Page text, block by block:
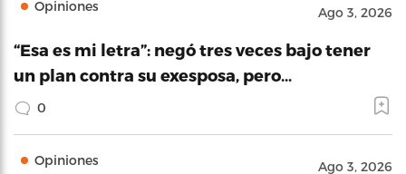
Opiniones Ago 3, 2026
“Esa es mi letra”: negó tres veces bajo tener
un plan contra su exesposa, pero…
0
Opiniones Ago 3, 2026